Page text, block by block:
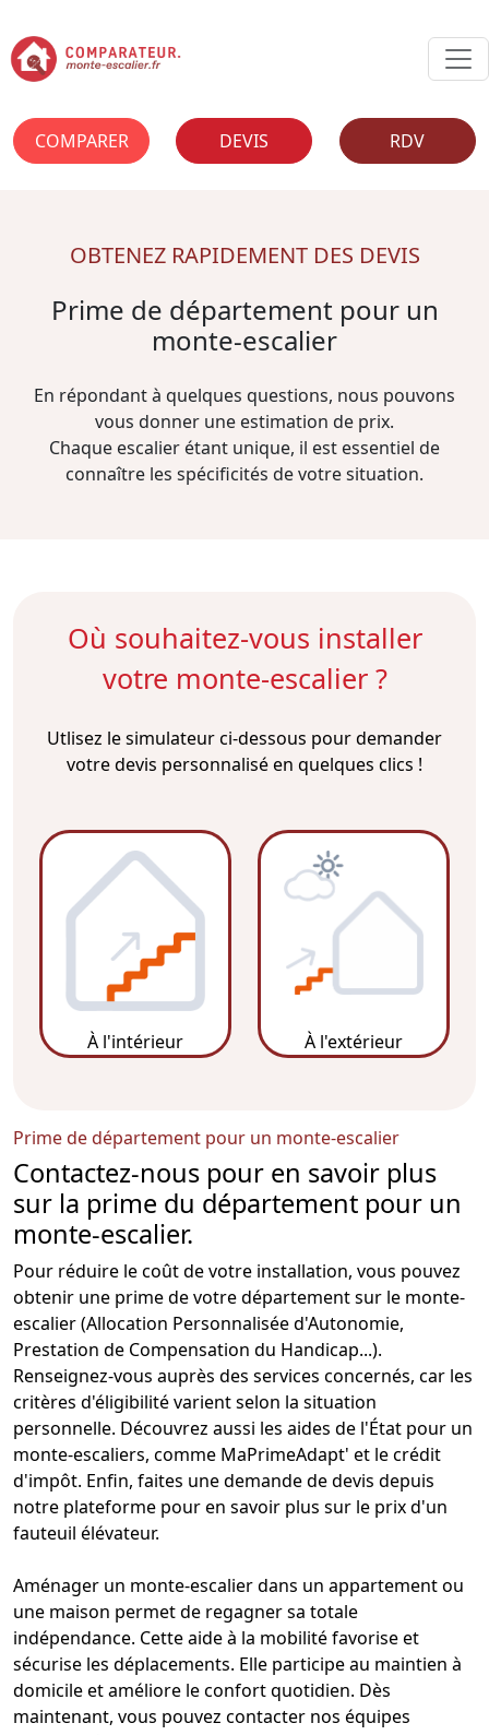
COMPARER DEVIS RDV
OBTENEZ RAPIDEMENT DES DEVIS
Prime de département pour un
monte-escalier
En répondant à quelques questions, nous pouvons
vous donner une estimation de prix.
Chaque escalier étant unique, il est essentiel de
connaître les spécificités de votre situation.
Où souhaitez-vous installer
votre monte-escalier ?
Utlisez le simulateur ci-dessous pour demander
votre devis personnalisé en quelques clics !
À l'intérieur À l'extérieur
Prime de département pour un monte-escalier
Contactez-nous pour en savoir plus
sur la prime du département pour un
monte-escalier.
Pour réduire le coût de votre installation, vous pouvez
obtenir une prime de votredépartementsur le monte-
escalier(Allocation Personnalisée d'Autonomie,
Prestation de Compensation du Handicap...).
Renseignez-vous auprès des services concernés, car les
critères d'éligibilité varient selon la situation
personnelle. Découvrez aussi les aides de l'État pour un
monte-escaliers, comme MaPrimeAdapt' et le crédit
d'impôt. Enfin, faites une demande de devis depuis
notre plateforme pour en savoir plus sur le prix d'un
fauteuil élévateur.
Aménager un monte-escalier dans un appartementou
une maison permet de regagner sa totale
indépendance. Cette aide à la mobilité favorise et
sécurise les déplacements. Elle participe au maintien à
domicile et améliore le confort quotidien. Dès
maintenant, vous pouvez contacter nos équipes